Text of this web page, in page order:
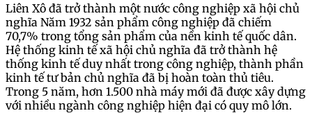
Liên Xô đã trở thành một nước công nghiệp xã hội chủ
nghĩa Năm 1932 sản phẩm công nghiệp đã chiếm
70,7% trong tổng sản phẩm của nền kinh tế quốc dân.
Hệ thống kinh tế xã hội chủ nghĩa đã trở thành hệ
thống kinh tế duy nhất trong công nghiệp, thành phần
kinh tế tư bản chủ nghĩa đã bị hoàn toàn thủ tiêu.
Trong 5 năm, hơn 1.500 nhà máy mới đã được xây dựng
với nhiều ngành công nghiệp hiện đại có quy mô lớn.